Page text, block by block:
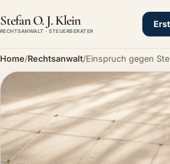
Stefan O. J. Klein
RECHTSANWALT · STEUERBERATER
Home/Rechtsanwalt/Einspruch gegen